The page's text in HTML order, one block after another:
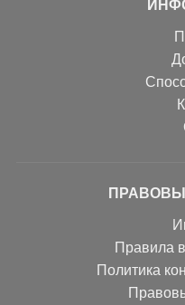
Правила
Политика